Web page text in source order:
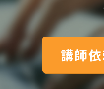
講師